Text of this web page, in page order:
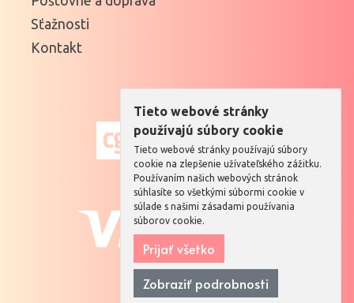
Sťažnosti
Kontakt
Tieto webové stránky
používajú súbory cookie
Tieto webové stránky používajú súbory
cookie na zlepšenie užívateľského zážitku.
Používaním našich webových stránok
súhlasíte so všetkými súbormi cookie v
súlade s našimi zásadami používania
súborov cookie.
Prijať všetko
Zobraziť podrobnosti